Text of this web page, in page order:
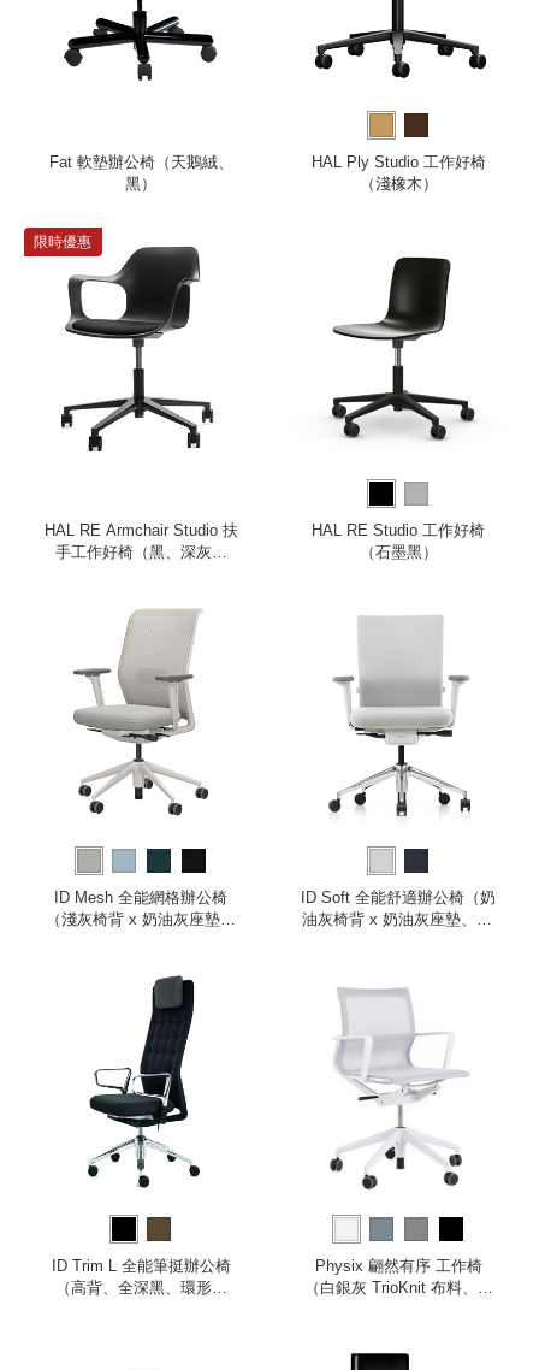
Fat 軟墊辦公椅（天鵝絨、
黑）
HAL Ply Studio 工作好椅
（淺橡木）
限時優惠
HAL RE Armchair Studio 扶
手工作好椅（黑、深灰坐
HAL RE Studio 工作好椅
（石墨黑）
ID Mesh 全能網格辦公椅
（淺灰椅背 x 奶油灰座墊、
ID Soft 全能舒適辦公椅（奶
油灰椅背 x 奶油灰座墊、2D
ID Trim L 全能筆挺辦公椅
（高背、全深黑、環形扶
Physix 翩然有序 工作椅
（白銀灰 TrioKnit 布料、灰